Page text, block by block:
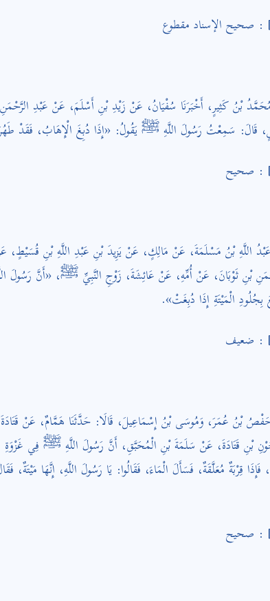
: صحيح الإسناد مقطوع
مُحَمَّدُ بْنُ كَثِيرٍ، أَخْبَرَنَا سُفْيَانُ، عَنْ زَيْدِ بْنِ أَسْلَمَ، عَنْ عَبْدِ
قَالَ: سَمِعْتُ رَسُولَ اللَّهِ ﷺ يَقُولُ: «إِذَا دُبِغَ الْإِهَابُ، فَقَدْ
: صحيح
عَبْدُ اللَّهِ بْنُ مَسْلَمَةَ، عَنْ مَالِكٍ، عَنْ يَزِيدَ بْنِ عَبْدِ اللَّهِ بْنِ قُسَيْطٍ،
بْنِ ثَوْبَانَ، عَنْ أُمِّهِ، عَنْ عَائِشَةَ، زَوْجِ النَّبِيِّ ﷺ، «أَنَّ رَسُولَ
الْمَيْتَةِ إِذَا دُبِغَتْ».
: ضعيف
حَفْصُ بْنُ عُمَرَ، وَمُوسَى بْنُ إِسْمَاعِيلَ، قَالَا: حَدَّثَنَا هَمَّامٌ، عَنْ
بْنِ قَتَادَةَ، عَنْ سَلَمَةَ بْنِ الْمُحَبَّقِ، أَنَّ رَسُولَ اللَّهِ ﷺ فِي غَزْوَةِ
قِرْبَةٌ مُعَلَّقَةٌ، فَسَأَلَ الْمَاءَ، فَقَالُوا: يَا رَسُولَ اللَّهِ، إِنَّهَا مَيْتَةٌ،
: صحيح